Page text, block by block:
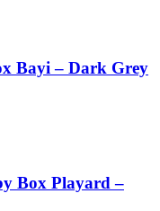
Bayi – Dark Grey
Box Playard –